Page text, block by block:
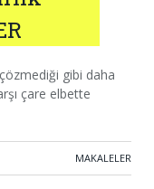
gibi daha
çare elbette
MAKALELER